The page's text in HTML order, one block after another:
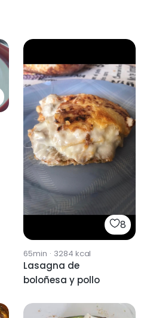
8
65min · 3284 kcal
Lasagna de
boloñesa y pollo